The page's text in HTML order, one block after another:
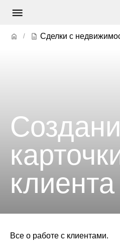
Сделки с
клиента
Все о работе с клиентами.